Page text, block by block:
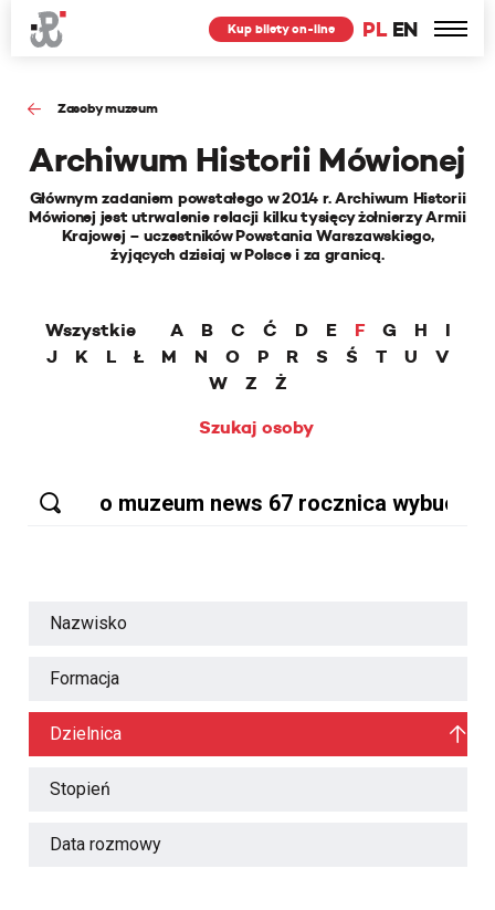
PL EN
Kup bilety on-line
Zasoby muzeum
Archiwum Historii Mówionej
Głównym zadaniem powstałego w 2014 r. Archiwum Historii
Mówionej jest utrwalenie relacji kilku tysięcy żołnierzy Armii
Krajowej – uczestników Powstania Warszawskiego,
żyjących dzisiaj w Polsce i za granicą.
Wszystkie A B C Ć D E F G H
I
J
K L Ł M N O P R S Ś T U
V
W
Z
Ż
Szukaj osoby
Nazwisko
Formacja
Dzielnica
Stopień
Data rozmowy